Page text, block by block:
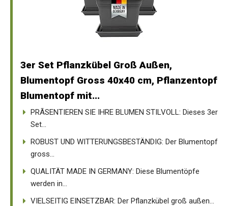
3er Set Pflanzkübel Groß Außen,
Blumentopf Gross 40x40 cm, Pflanzentopf
Blumentopf mit...
PRÃSENTIEREN SIE IHRE BLUMEN STILVOLL: Dieses 3er
Set...
ROBUST UND WITTERUNGSBESTÄNDIG: Der Blumentopf
gross...
QUALITÄT MADE IN GERMANY: Diese Blumentöpfe
werden in...
VIELSEITIG EINSETZBAR: Der Pflanzkübel groß außen...